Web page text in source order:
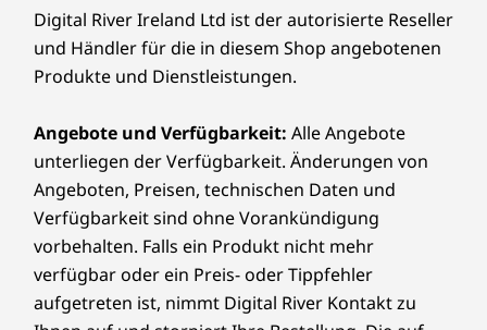
Persönliche Zusammenarbeit
Der ThinkSmart Controller verfügt über ein
entspiegeltes, schmutzresistentes 25,7 cm
(10,1") HD-Display mit einem 10-Punkt-
Touchscreen. Mit der anwenderfreundlichen
Benutzeroberfläche von Microsoft Teams sind
Start und Steuerung von Meetings, die
Anschluss für Kensington MiniSaver-Schloss
Zertifizierungen
vPro®
Die technischen Daten können je nach Region/Modell variieren.
ThinkSmart Controller
Display
-Stromanschluss
Digital River Ireland Ltd ist der autorisierte Reseller
und Händler für die in diesem Shop angebotenen
Produkte und Dienstleistungen.
Angebote und Verfügbarkeit: Alle Angebote
unterliegen der Verfügbarkeit. Änderungen von
Angeboten, Preisen, technischen Daten und
Verfügbarkeit sind ohne Vorankündigung
vorbehalten. Falls ein Produkt nicht mehr
verfügbar oder ein Preis- oder Tippfehler
aufgetreten ist, nimmt Digital River Kontakt zu